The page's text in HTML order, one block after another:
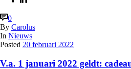
0
By Carolus
In Nieuws
Posted 20 februari 2022
V.a. 1 januari 2022 geldt: